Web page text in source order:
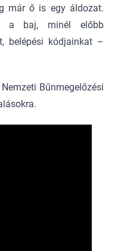
már ő is egy áldozat.
a baj, minél előbb
belépési kódjainkat –
Bűnmegelőzési